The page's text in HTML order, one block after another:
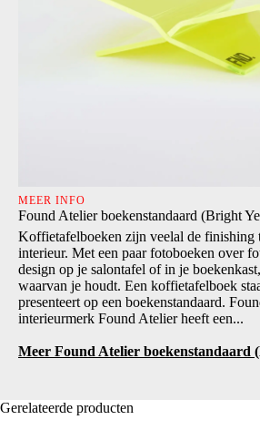
MEER INFO
Found Atelier boekenstandaard (Bright
Koffietafelboeken zijn veelal de finishing
interieur. Met een paar fotoboeken over
design op je salontafel of in je
waarvan je houdt. Een koffietafelboek
presenteert op een boekenstandaard.
interieurmerk Found Atelier heeft een...
Meer Found Atelier boekenstandaard
Gerelateerde producten